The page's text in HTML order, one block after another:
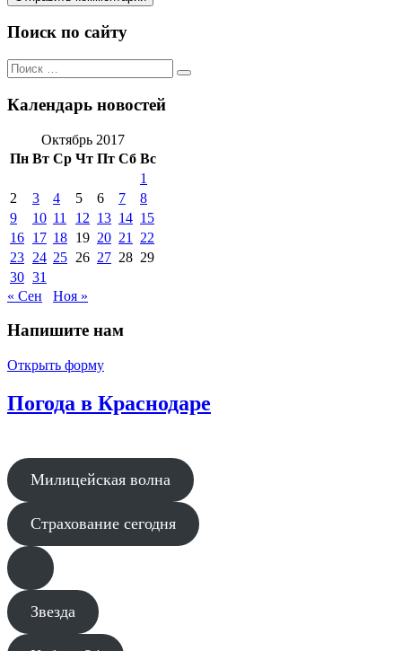
Поиск по сайту
Поиск
по:
Поиск
Календарь новостей
Октябрь 2017
Пн Вт Ср Чт Пт Сб Вс
1
2
3 4 5 6 7
8
9
10 11 12 13 14 15
16 17 18 19 20 21
22
23 24 25 26 27 28 29
30 31
« Сен
Ноя »
Напишите нам
Открыть форму
Погода в Краснодаре
Милицейская волна
Страхование сегодня
Звезда